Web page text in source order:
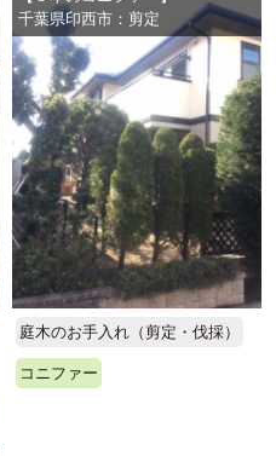
千葉県印西市：剪定
庭木のお手入れ（剪定・伐採）
コニファー